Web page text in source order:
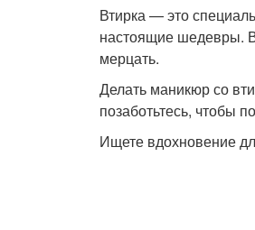
Втирка — это
настоящие шедевры. В
мерцать.
Делать маникюр со
позаботьтесь, чтобы
Ищете вдохновение